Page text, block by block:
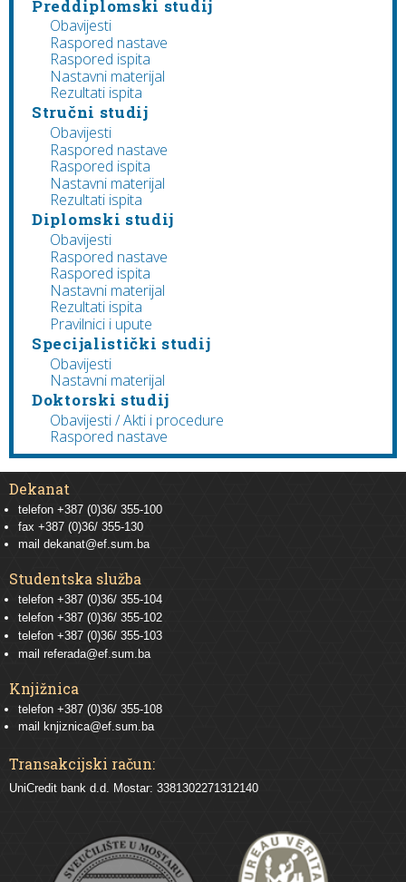
Preddiplomski studij
Obavijesti
Raspored nastave
Raspored ispita
Nastavni materijal
Rezultati ispita
Stručni studij
Obavijesti
Raspored nastave
Raspored ispita
Nastavni materijal
Rezultati ispita
Diplomski studij
Obavijesti
Raspored nastave
Raspored ispita
Nastavni materijal
Rezultati ispita
Pravilnici i upute
Specijalistički studij
Obavijesti
Nastavni materijal
Doktorski studij
Obavijesti / Akti i procedure
Raspored nastave
Dekanat
telefon +387 (0)36/ 355-100
fax +387 (0)36/ 355-130
mail dekanat@ef.sum.ba
Studentska služba
telefon +387 (0)36/ 355-104
telefon +387 (0)36/ 355-102
telefon +387 (0)36/ 355-103
mail referada@ef.sum.ba
Knjižnica
telefon +387 (0)36/ 355-108
mail
knjiznica@ef.sum.ba
Transakcijski račun:
UniCredit bank d.d. Mostar: 3381302271312140